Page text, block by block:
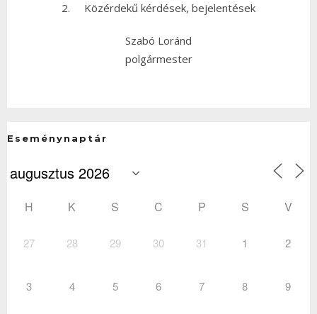
2. Közérdekű kérdések, bejelentések
Szabó Loránd
polgármester
Eseménynaptár
H K S C P S V
27 28 29 30 31 1 2
3 4 5 6 7 8 9